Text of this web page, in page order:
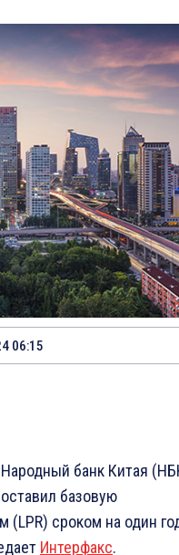
06:15
банк Китая
базовую
(LPR) сроком на один
Интерфакс.